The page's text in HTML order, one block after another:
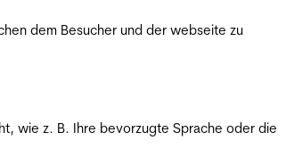
dem Besucher und der webseite zu
wie z. B. Ihre bevorzugte Sprache oder die